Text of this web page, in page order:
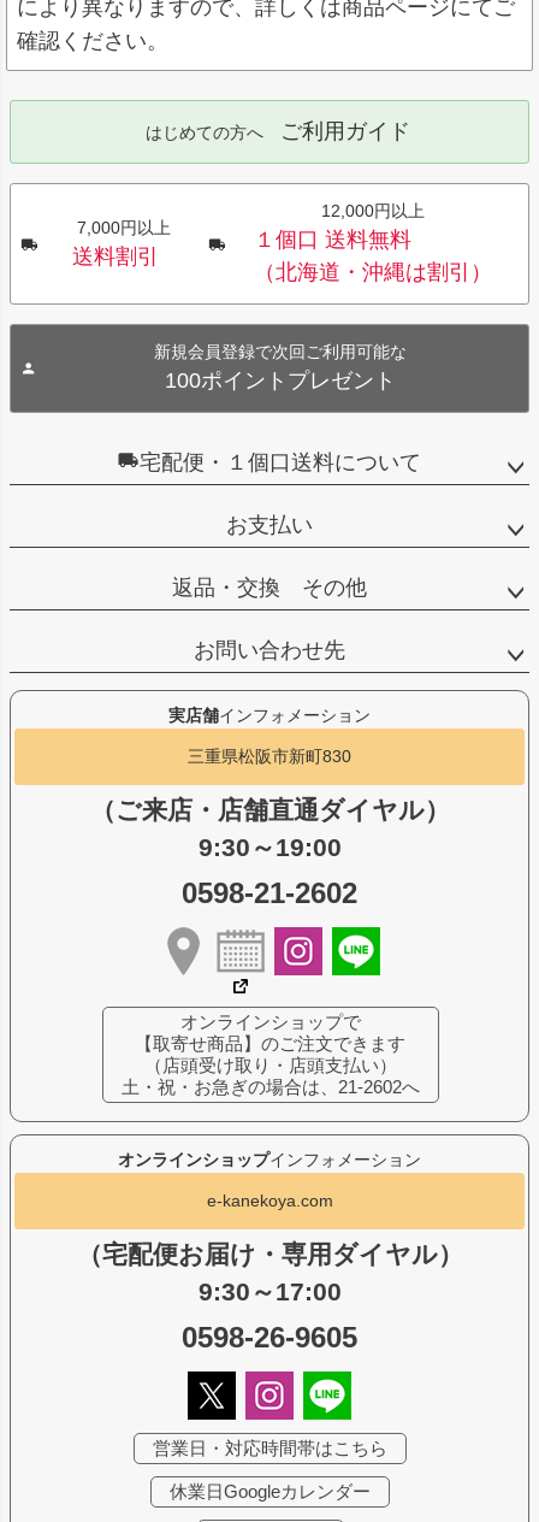
により異なりますので、詳しくは商品ページにてご
確認ください。
はじめての方へ ご利用ガイド
7,000円以上
送料割引
12,000円以上
１個口 送料無料
（北海道・沖縄は割引）
新規会員登録で次回ご利用可能な
100ポイントプレゼント
宅配便・１個口送料について
お支払い
返品・交換 その他
お問い合わせ先
オンラインショップインフォメーション
e-kanekoya.com
（宅配便お届け・専用ダイヤル）
9:30～17:00
0598-26-9605
営業日・対応時間帯はこちら
休業日Googleカレンダー
実店舗インフォメーション
三重県松阪市新町830
（ご来店・店舗直通ダイヤル）
9:30～19:00
0598-21-2602
オンラインショップで
【取寄せ商品】のご注文できます
（店頭受け取り・店頭支払い）
土・祝・お急ぎの場合は、21-2602へ